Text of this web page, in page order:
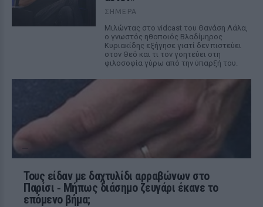
ΣΉΜΕΡΑ
Μιλώντας στο vidcast του Θανάση Λάλα,
ο γνωστός ηθοποιός Βλαδίμηρος
Κυριακίδης εξήγησε γιατί δεν πιστεύει
στον Θεό και τι τον γοητεύει στη
φιλοσοφία γύρω από την ύπαρξή του.
Τους είδαν με δαχτυλίδι αρραβώνων στο
Παρίσι ‑ Μήπως διάσημο ζευγάρι έκανε το
επόμενο βήμα;